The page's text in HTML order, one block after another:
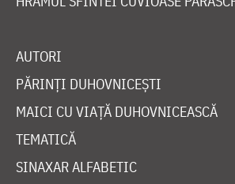
AUTORI
PĂRINȚI DUHOVNICEȘTI
MAICI CU VIAȚĂ DUHOVNICEASCĂ
TEMATICĂ
SINAXAR ALFABETIC